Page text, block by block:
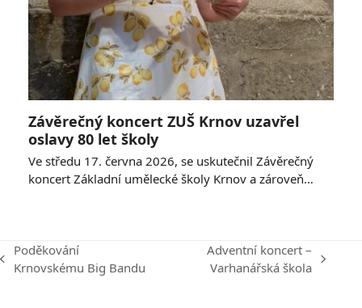
Závěrečný koncert ZUŠ Krnov uzavřel
oslavy 80 let školy
Ve středu 17. června 2026, se uskutečnil Závěrečný
koncert Základní umělecké školy Krnov a zároveň…
previous
Poděkování
Krnovskému Big Bandu
Adventní koncert –
Varhanářská škola